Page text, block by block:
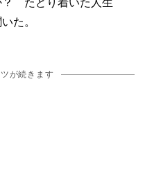
？ たどり着いた人生
た。
が続きます